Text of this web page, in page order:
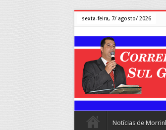
sexta-feira, 7/ agosto/ 2026
Notícias de